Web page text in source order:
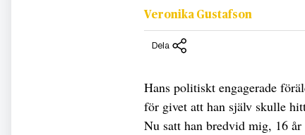
Veronika Gustafson
Dela
Hans politiskt engagerade
för givet att han själv skulle
Nu satt han bredvid mig, 16